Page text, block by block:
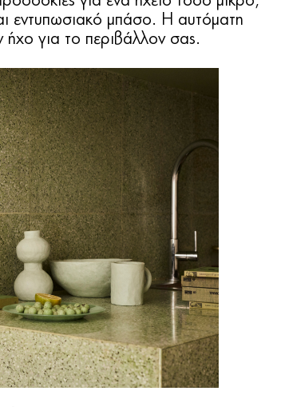
εντυπωσιακό μπάσο. Η αυτόματη
ήχο για το περιβάλλον σας.